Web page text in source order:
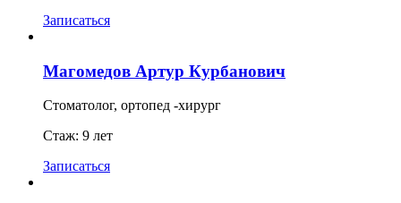
Записаться
Магомедов Артур Курбанович
Стоматолог, ортопед -хирург
Стаж: 9 лет
Записаться